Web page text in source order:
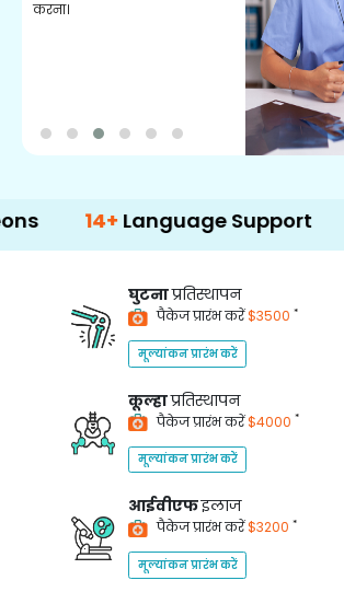
करना।
14+ Language Support
घुटनाप्रतिस्थापन
पैकेज प्रारंभ करें$3500 *
मूल्यांकन प्रारंभ करें
कूल्हाप्रतिस्थापन
पैकेज प्रारंभ करें$4000 *
मूल्यांकन प्रारंभ करें
आईवीएफइलाज
पैकेज प्रारंभ करें$3200 *
मूल्यांकन प्रारंभ करें